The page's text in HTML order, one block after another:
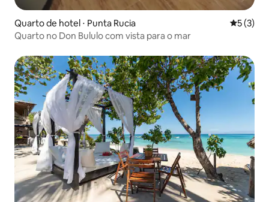
Quarto de hotel ⋅ Punta Rucia 5 de
5 (3)
Quarto no Don Bululo com vista para o mar